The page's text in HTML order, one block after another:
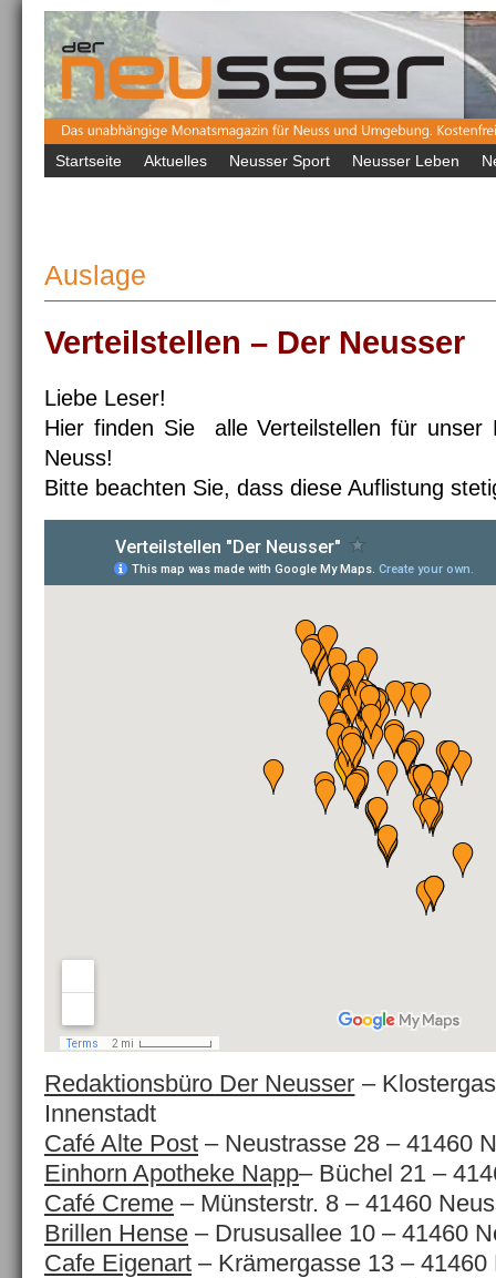
Startseite Aktuelles Neusser Sport Neusser Leben
Auslage
Verteilstellen – Der Neusser
Liebe Leser!
Hier finden Sie alle Verteilstellen für unser
Neuss!
Bitte beachten Sie, dass diese Auflistung
Redaktionsbüro Der Neusser –
Innenstadt
Café Alte Post – Neustrasse 28 – 41460
Einhorn Apotheke Napp– Büchel 21 –
Café Creme – Münsterstr. 8 – 41460
Brillen Hense – Drususallee 10 – 41460
Cafe Eigenart – Krämergasse 13 –